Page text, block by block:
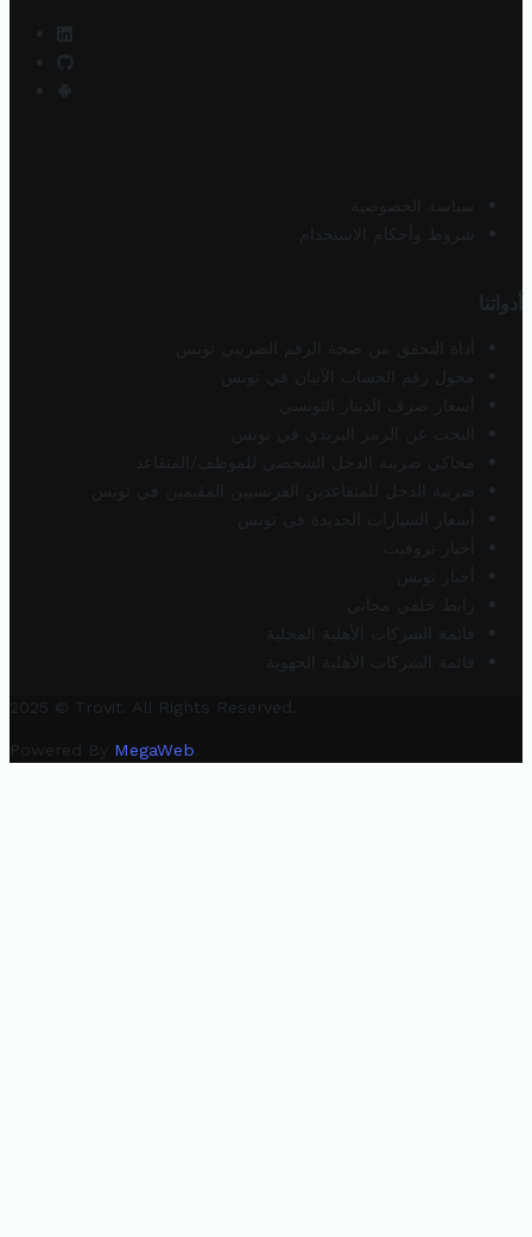
سياسة الخصوصية
شروط وأحكام الاستخدام
أدواتنا
أداة التحقق من صحة الرقم الضريبي تونس
محول رقم الحساب الآيبان في تونس
أسعار صرف الدينار التونسي
البحث عن الرمز البريدي في تونس
محاكي ضريبة الدخل الشخصي للموظف/المتقاعد
ضريبة الدخل للمتقاعدين الفرنسيين المقيمين في تونس
أسعار السيارات الجديدة في تونس
أخبار تروفيت
أخبار تونس
رابط خلفي مجاني
قائمة الشركات الأهلية المحلية
قائمة الشركات الأهلية الجهوية
2025 © Trovit. All Rights Reserved.
Powered By MegaWeb